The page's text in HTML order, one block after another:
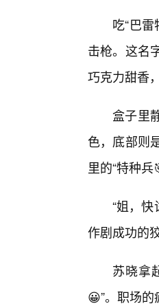
吃“巴
击枪。这名
巧克力甜香
盒子里
色，底部则
里的“特种兵
“姐，
作剧成功的
苏晓拿
😀”。职场